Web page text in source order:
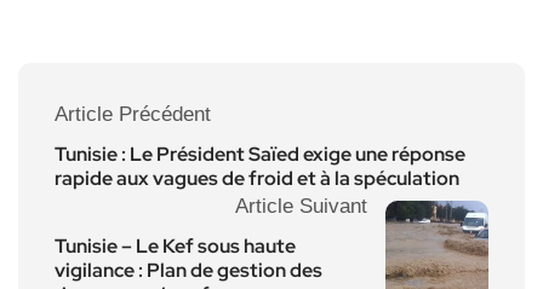
Article Précédent
Tunisie : Le Président Saïed exige une réponse
rapide aux vagues de froid et à la spéculation
Article Suivant
Tunisie – Le Kef sous haute
vigilance : Plan de gestion des